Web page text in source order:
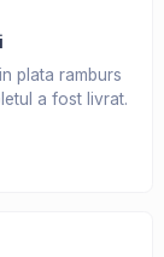
plata ramburs
a fost livrat.